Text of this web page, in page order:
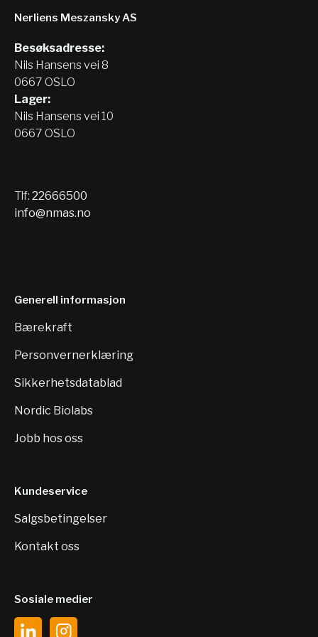
Nerliens Meszansky AS
Besøksadresse:
Nils Hansens vei 8
0667 OSLO
Lager:
Nils Hansens vei 10
0667 OSLO
Tlf: 22666500
info@nmas.no
Generell informasjon
Bærekraft
Personvernerklæring
Sikkerhetsdatablad
Nordic Biolabs
Jobb hos oss
Kundeservice
Salgsbetingelser
Kontakt oss
Sosiale medier